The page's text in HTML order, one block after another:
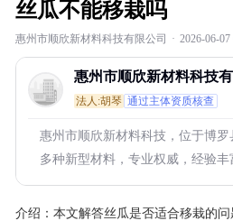
丝瓜不能移栽吗
惠州市顺欣新材料科技有限公司 · 2026-06-07
惠州市顺欣新材料科技
法人:胡琴 通过主体资质核查
惠州市顺欣新材料科技，位于博罗
多种新型材料，专业权威，经验丰
介绍： 本文解答丝瓜是否适合移栽的